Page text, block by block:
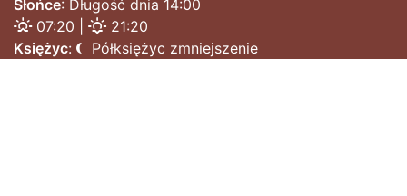
Słońce: Długość dnia 14:00
07:20 |
21:20
Księżyc: Półksiężyc zmniejszenie